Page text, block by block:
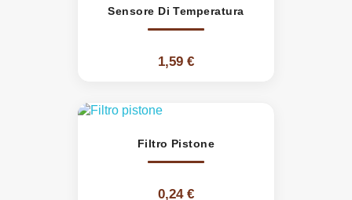
Sensore Di Temperatura
1,59 €
Filtro Pistone
0,24 €